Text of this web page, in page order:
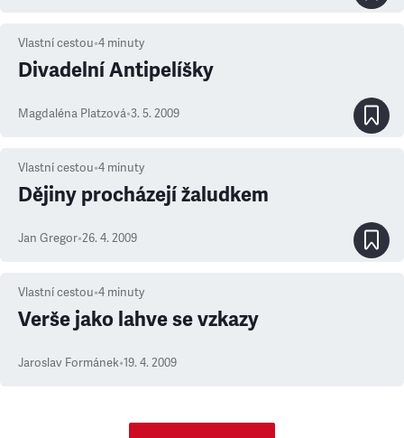
Vlastní cestou•4 minuty
Divadelní Antipelíšky
Magdaléna Platzová•3. 5. 2009
Vlastní cestou•4 minuty
Dějiny procházejí žaludkem
Jan Gregor•26. 4. 2009
Vlastní cestou•4 minuty
Verše jako lahve se vzkazy
Jaroslav Formánek•19. 4. 2009